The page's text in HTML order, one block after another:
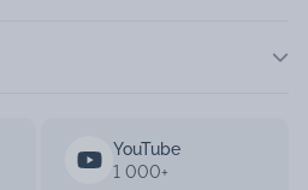
YouTube
1 000+